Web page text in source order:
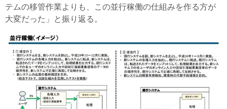
テムの移管作業よりも、この並行稼働の仕組みを作る方が
大変だった」と振り返る。